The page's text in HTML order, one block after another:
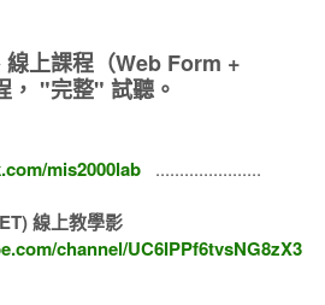
上課程（Web Form +
， "完整" 試聽。
mis2000lab
......................
線上教學影
channel/UC6IPPf6tvsNG8zX3